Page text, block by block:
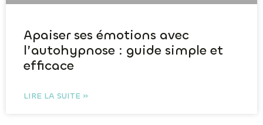
Apaiser ses émotions avec
l’autohypnose : guide simple et
efficace
LIRE LA SUITE »